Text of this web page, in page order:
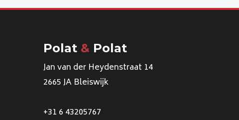
Polat & Polat
Jan van der Heydenstraat 14
2665 JA Bleiswijk
+31 6 43205767